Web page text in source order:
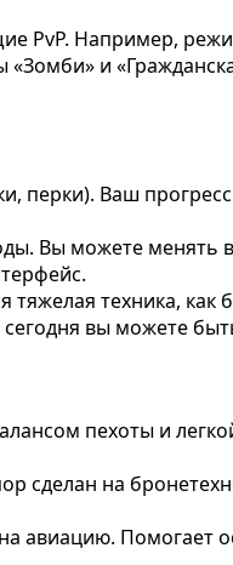
PvP. Например,
и
перки). Ваш
Вы можете менять
тяжелая техника,
вы можете
пехоты и
сделан на
авиацию. Помогает